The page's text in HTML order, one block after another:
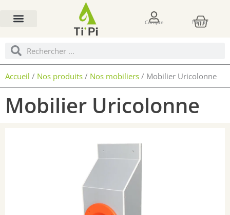
Compte Panier
RechercherRechercher
Accueil / Nos produits / Nos mobiliers / Mobilier Uricolonne
Mobilier Uricolonne